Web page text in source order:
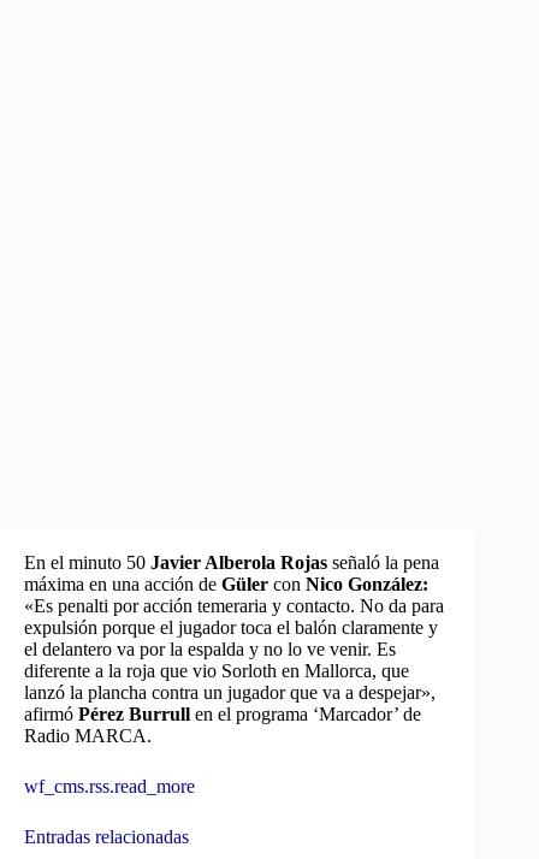
En el minuto 50 Javier Alberola Rojas señaló la pena
máxima en una acción de Güler con Nico González:
«Es penalti por acción temeraria y contacto. No da para
expulsión porque el jugador toca el balón claramente y
el delantero va por la espalda y no lo ve venir. Es
diferente a la roja que vio Sorloth en Mallorca, que
lanzó la plancha contra un jugador que va a despejar»,
afirmó Pérez Burrull en el programa ‘Marcador’ de
Radio MARCA.
wf_cms.rss.read_more
Entradas relacionadas